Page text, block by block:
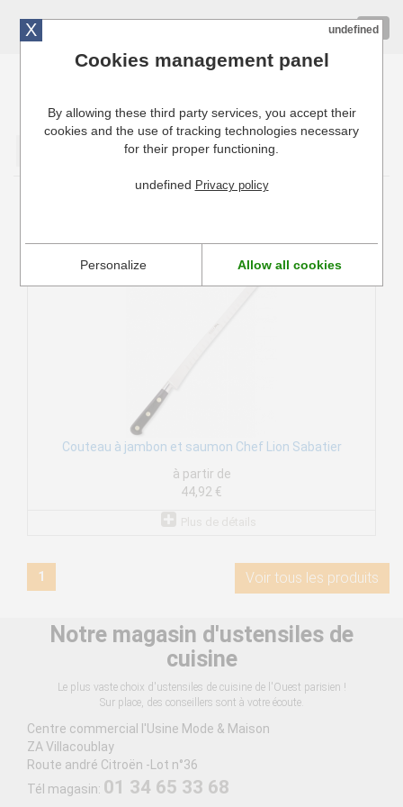
Cuisinresto: Ustensiles de cuisine pour professionnels
Couteau à jambon et saumon Chef Lion Sabatier
à partir de
44,92 €
1 Voir tous les produits
Notre magasin d'ustensiles de
cuisine
Le plus vaste choix d'ustensiles de cuisine de l'Ouest parisien !
Sur place, des conseillers sont à votre écoute.
Centre commercial l'Usine Mode & Maison
ZA Villacoublay
Route andré Citroën -Lot n°36
Tél magasin: 01 34 65 33 68
X undefined
Cookies management panel
By allowing these third party services, you accept their
cookies and the use of tracking technologies necessary
for their proper functioning.
undefined Privacy policy
Personalize Allow all cookies